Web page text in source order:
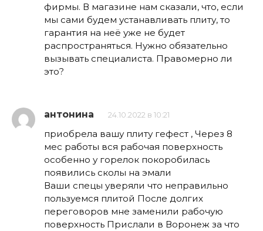
фирмы. В магазине нам сказали, что, если
мы сами будем устанавливать плиту, то
гарантия на неё уже не будет
распространяться. Нужно обязательно
вызывать специалиста. Правомерно ли
это?
антонина 24.10.2022 в 10:21
приобрела вашу плиту гефест , Через 8
мес работы вся рабочая поверхность
особенно у горелок покоробилась
появились сколы на эмали
Ваши спецы уверяли что неправильно
пользуемся плитой После долгих
переговоров мне заменили рабочую
поверхность Прислали в Воронеж за что